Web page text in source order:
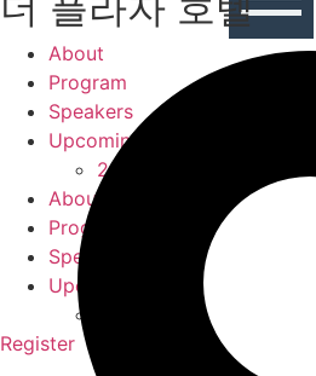
About
Program
Speakers
Upcoming
2025
About
Program
Speakers
Upcoming
Register